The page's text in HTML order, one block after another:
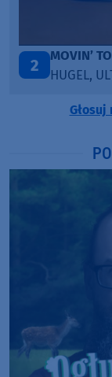
3
TAŃCZ!
BLETKA